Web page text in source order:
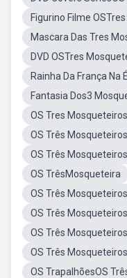
Figurino Filme
Mascara Das Tres
DVD OSTres
Rainha Da França Na
Fantasia Dos3
OS Tres
OS Três
OS Três
OS TrêsMosqueteira
OS Três
OS Três
OS Três
OS Três
OS TrapalhõesOS